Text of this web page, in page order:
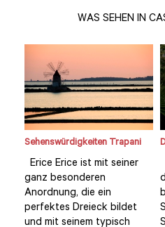
WAS SEHEN IN
Sehenswürdigkeiten Trapani
Erice Erice ist mit seiner
ganz besonderen
Anordnung, die ein
perfektes Dreieck bildet
und mit seinem typisch